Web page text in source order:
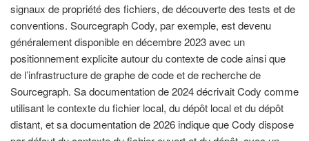
signaux de propriété des fichiers, de découverte des tests et de
conventions. Sourcegraph Cody, par exemple, est devenu
généralement disponible en décembre 2023 avec un
positionnement explicite autour du contexte de code ainsi que
de l’infrastructure de graphe de code et de recherche de
Sourcegraph. Sa documentation de 2024 décrivait Cody comme
utilisant le contexte du fichier local, du dépôt local et du dépôt
distant, et sa documentation de 2026 indique que Cody dispose